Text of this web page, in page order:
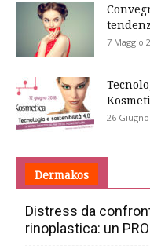
7 Maggio
26 Giugno
Dermakos
Distress da
rinoplastica: un